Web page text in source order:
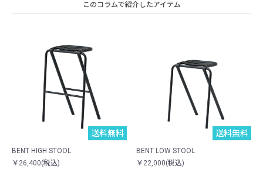
このコラムで紹介したアイテム
送料無料
BENT HIGH STOOL
￥26,400(税込)
送料無料
BENT LOW STOOL
￥22,000(税込)